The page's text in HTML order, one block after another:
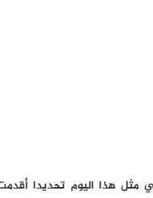
مثل هذا اليوم تحديدا